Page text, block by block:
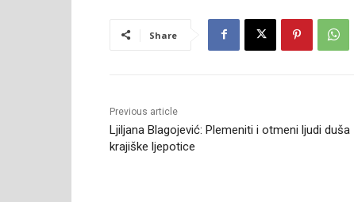
Share
Previous article
Ljiljana Blagojević: Plemeniti i otmeni ljudi duša
krajiške ljepotice